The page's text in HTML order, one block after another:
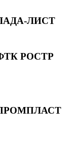
ЛАДА-ЛИСТ
ФТК РОСТР
ПРОМПЛАСТ